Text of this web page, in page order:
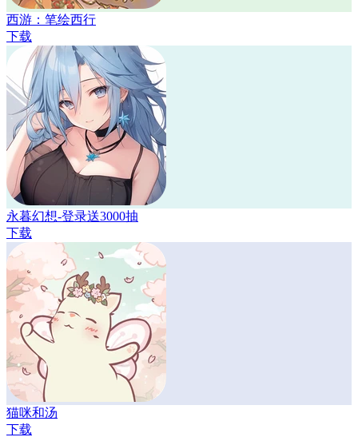
西游：笔绘西行
下载
永暮幻想-登录送3000抽
下载
猫咪和汤
下载